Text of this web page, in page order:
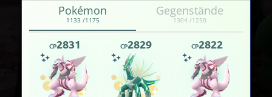
Pokémon
1133 /1175
Gegenstände
1304 /1250
CP2831 CP2829 CP2822